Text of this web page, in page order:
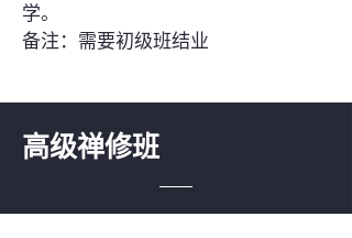
学。
​备注：需要初级班结业
高级禅修班